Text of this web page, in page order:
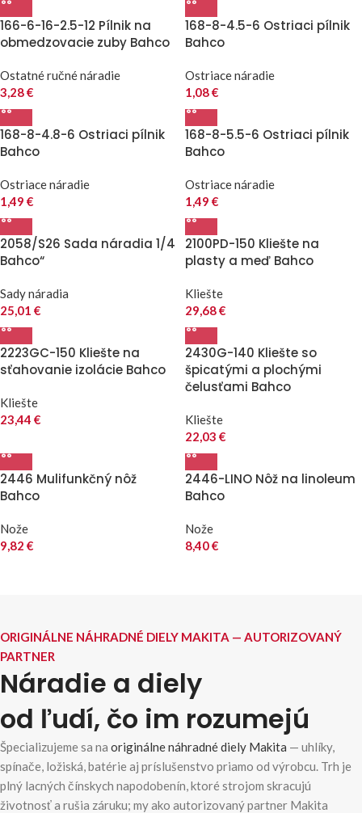
166-6-16-2.5-12 Pílnik na
obmedzovacie zuby Bahco
Ostatné ručné náradie
3,28€
168-8-4.5-6 Ostriaci pílnik
Bahco
Ostriace náradie
1,08€
168-8-4.8-6 Ostriaci pílnik
Bahco
Ostriace náradie
1,49 €
168-8-5.5-6 Ostriaci pílnik
Bahco
Ostriace náradie
1,49 €
2058/S26 Sada náradia 1/4
Bahco“
Sady náradia
25,01 €
2100PD-150 Kliešte na
plasty a meď Bahco
Kliešte
29,68€
2223GC-150 Kliešte na
sťahovanie izolácie Bahco
Kliešte
23,44 €
2430G-140 Kliešte so
špicatými a plochými
čelusťami Bahco
Kliešte
22,03 €
2446 Mulifunkčný nôž
Bahco
Nože
9,82 €
2446-LINO Nôž na linoleum
Bahco
Nože
8,40€
ORIGINÁLNE NÁHRADNÉ DIELY MAKITA — AUTORIZOVANÝ
PARTNER
Náradie a diely
od ľudí, čo im rozumejú
Špecializujeme sa na originálne náhradné diely Makita — uhlíky,
spínače, ložiská, batérie aj príslušenstvo priamo od výrobcu. Trh je
plný lacných čínskych napodobenín, ktoré strojom skracujú
životnosť a rušia záruku; my ako autorizovaný partner Makita